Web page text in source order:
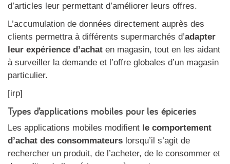
d’articles leur permettant d’améliorer leurs offres.
L’accumulation de données directement auprès des
clients permettra à différents supermarchés d’adapter
leur expérience d’achat en magasin, tout en les aidant
à surveiller la demande et l’offre globales d’un magasin
particulier.
[irp]
Types d’applications mobiles pour les épiceries
Les applications mobiles modifient le comportement
d’achat des consommateurs lorsqu’il s’agit de
rechercher un produit, de l’acheter, de le consommer et